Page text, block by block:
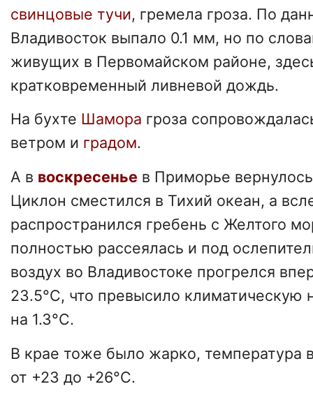
свинцовые тучи, гремела гроза. По
Владивосток выпало 0.1 мм, но по
живущих в Первомайском районе,
кратковременный ливневой дождь.
На бухте Шамора гроза
ветром и градом.
А в воскресенье в Приморье
Циклон сместился в Тихий океан, а
распространился гребень с Желтого
полностью рассеялась и под
воздух во Владивостоке прогрелся
23.5°С, что превысило климатическую
на 1.3°С.
В крае тоже было жарко, температура
от +23 до +26°С.